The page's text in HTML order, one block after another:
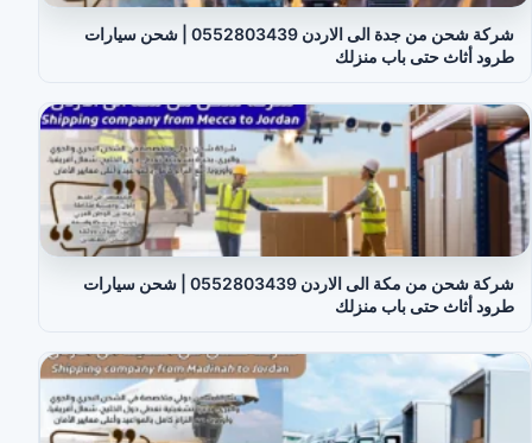
شركة شحن من جدة الى الاردن 0552803439 | شحن سيارات
طرود أثاث حتى باب منزلك
شركة شحن من مكة الى الاردن 0552803439 | شحن سيارات
طرود أثاث حتى باب منزلك